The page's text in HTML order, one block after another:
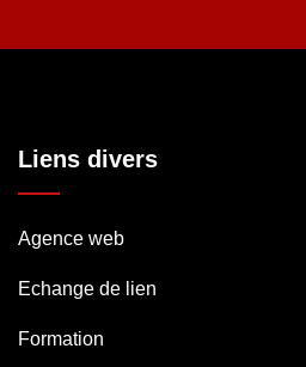
Liens divers
Agence web
Echange de lien
Formation